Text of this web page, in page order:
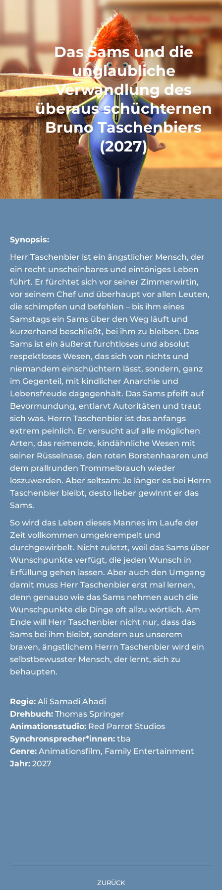
Das Sams und die
unglaubliche
Verwandlung des
überaus schüchternen
Bruno Taschenbiers
(2027)
Synopsis:
Herr Taschenbier ist ein ängstlicher Mensch, der
ein recht unscheinbares und eintöniges Leben
führt. Er fürchtet sich vor seiner Zimmerwirtin,
vor seinem Chef und überhaupt vor allen Leuten,
die schimpfen und befehlen – bis ihm eines
Samstags ein Sams über den Weg läuft und
kurzerhand beschließt, bei ihm zu bleiben. Das
Sams ist ein äußerst furchtloses und absolut
respektloses Wesen, das sich von nichts und
niemandem einschüchtern lässt, sondern, ganz
im Gegenteil, mit kindlicher Anarchie und
Lebensfreude dagegenhält. Das Sams pfeift auf
Bevormundung, entlarvt Autoritäten und traut
sich was. Herrn Taschenbier ist das anfangs
extrem peinlich. Er versucht auf alle möglichen
Arten, das reimende, kindähnliche Wesen mit
seiner Rüsselnase, den roten Borstenhaaren und
dem prallrunden Trommelbrauch wieder
loszuwerden. Aber seltsam: Je länger es bei Herrn
Taschenbier bleibt, desto lieber gewinnt er das
Sams.
So wird das Leben dieses Mannes im Laufe der
Zeit vollkommen umgekrempelt und
durchgewirbelt. Nicht zuletzt, weil das Sams über
Wunschpunkte verfügt, die jeden Wunsch in
Erfüllung gehen lassen. Aber auch den Umgang
damit muss Herr Taschenbier erst mal lernen,
denn genauso wie das Sams nehmen auch die
Wunschpunkte die Dinge oft allzu wörtlich. Am
Ende will Herr Taschenbier nicht nur, dass das
Sams bei ihm bleibt, sondern aus unserem
braven, ängstlichem Herrn Taschenbier wird ein
selbstbewusster Mensch, der lernt, sich zu
behaupten.
Regie: Ali Samadi Ahadi
Drehbuch: Thomas Springer
Animationsstudio: Red Parrot Studios
Synchronsprecher*innen: tba
Genre: Animationsfilm, Family Entertainment
Jahr: 2027
ZURÜCK